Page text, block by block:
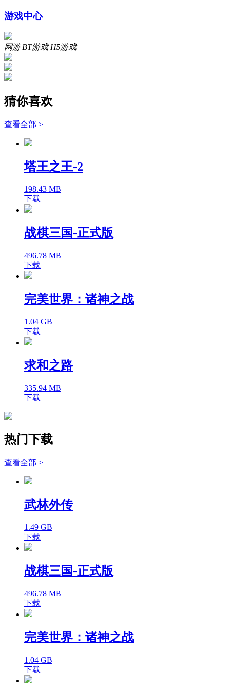
游戏中心
网游 BT游戏 H5游戏
猜你喜欢
查看全部 >
塔王之王-2
198.43 MB
下载
战棋三国-正式版
496.78 MB
下载
完美世界：诸神之战
1.04 GB
下载
求和之路
335.94 MB
下载
热门下载
查看全部 >
武林外传
1.49 GB
下载
战棋三国-正式版
496.78 MB
下载
完美世界：诸神之战
1.04 GB
下载